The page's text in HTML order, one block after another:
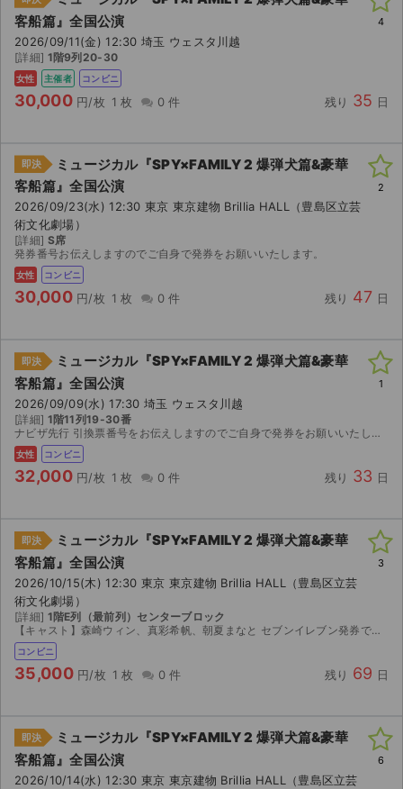
客船篇』全国公演
2026/09/11(金) 12:30 埼玉 ウェスタ川越
[詳細] 1階9列20-30
女性 主催者 コンビニ
30,000 円/枚 1 枚 0 件 残り 35 日
4
即決
ミュージカル『SPY×FAMILY 2 爆弾犬篇&豪華
客船篇』全国公演
2026/09/23(水) 12:30 東京 東京建物 Brillia HALL（豊島区立芸
術文化劇場）
[詳細] S席
発券番号お伝えしますのでご自身で発券をお願いいたします。
女性 コンビニ
30,000 円/枚 1 枚 0 件 残り 47 日
2
即決
ミュージカル『SPY×FAMILY 2 爆弾犬篇&豪華
客船篇』全国公演
2026/09/09(水) 17:30 埼玉 ウェスタ川越
[詳細] 1階11列19-30番
ナビザ先行 引換票番号をお伝えしますのでご自身で発券をお願いいたします。
女性 コンビニ
32,000 円/枚 1 枚 0 件 残り 33 日
1
即決
ミュージカル『SPY×FAMILY 2 爆弾犬篇&豪華
客船篇』全国公演
2026/10/15(木) 12:30 東京 東京建物 Brillia HALL（豊島区立芸
術文化劇場）
[詳細] 1階E列（最前列）センターブロック
【キャスト】森崎ウィン、真彩希帆、朝夏まなと セブンイレブン発券です。なるべく迅速に対応しますので宜しくお願いいたします。
コンビニ
35,000 円/枚 1 枚 0 件 残り 69 日
3
即決
ミュージカル『SPY×FAMILY 2 爆弾犬篇&豪華
客船篇』全国公演
2026/10/14(水) 12:30 東京 東京建物 Brillia HALL（豊島区立芸
6